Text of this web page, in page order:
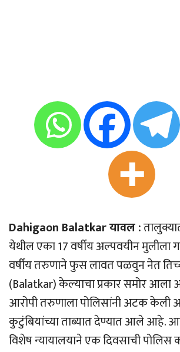
Dahigaon Balatkar यावल :
येथील एका 17 वर्षीय अल्पवयीन मुलीला
वर्षीय तरुणाने फुस लावत पळवुन नेत
(Balatkar) केल्याचा प्रकार समोर आला
आरोपी तरुणाला पोलिसांनी अटक केली
कुटुंबियांच्या ताब्यात देण्यात आले आहे.
विशेष न्यायालयाने एक दिवसाची पोलिस